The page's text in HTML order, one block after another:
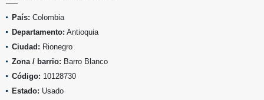
País: Colombia
Departamento: Antioquia
Ciudad: Rionegro
Zona / barrio: Barro Blanco
Código: 10128730
Estado: Usado